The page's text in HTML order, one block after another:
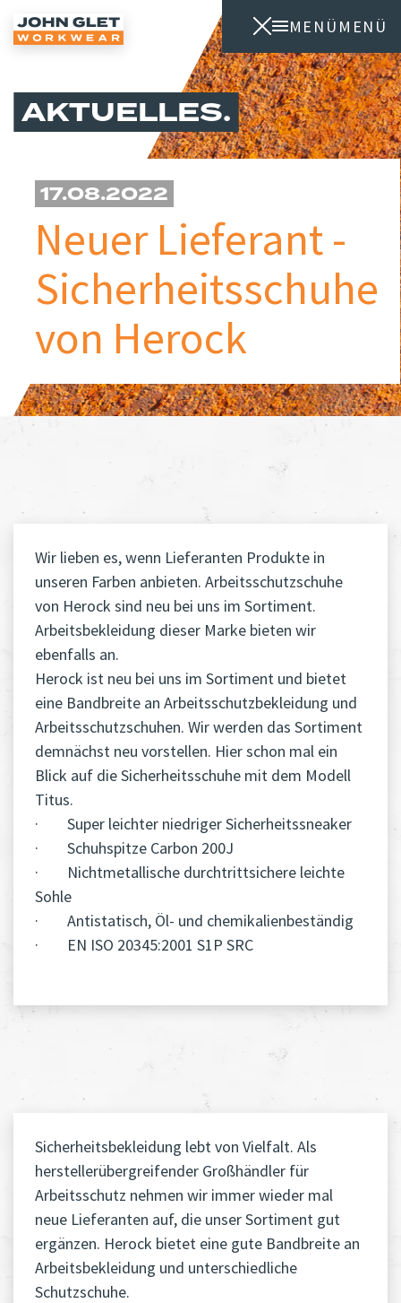
MENÜ
MENÜ
AKTUELLES
Neuer Lieferant -
Sicherheitsschuhe
von Herock
17.08.2022
Wir lieben es, wenn Lieferanten Produkte in
unseren Farben anbieten. Arbeitsschutzschuhe
von Herock sind neu bei uns im Sortiment.
Arbeitsbekleidung dieser Marke bieten wir
ebenfalls an.
Herock ist neu bei uns im Sortiment und bietet
eine Bandbreite an Arbeitsschutzbekleidung und
Arbeitsschutzschuhen. Wir werden das Sortiment
demnächst neu vorstellen. Hier schon mal ein
Blick auf die Sicherheitsschuhe mit dem Modell
Titus.
· Super leichter niedriger Sicherheitssneaker
· Schuhspitze Carbon 200J
· Nichtmetallische durchtrittsichere leichte
Sohle
· Antistatisch, Öl- und chemikalienbeständig
· EN ISO 20345:2001 S1P SRC
Sicherheitsbekleidung lebt von Vielfalt. Als
herstellerübergreifender Großhändler für
Arbeitsschutz nehmen wir immer wieder mal
neue Lieferanten auf, die unser Sortiment gut
ergänzen. Herock bietet eine gute Bandbreite an
Arbeitsbekleidung und unterschiedliche
Schutzschuhe.